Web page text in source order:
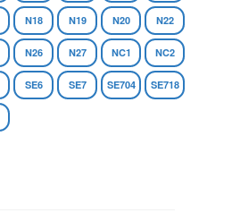
N18 N19 N20 N22
N26 N27 NC1 NC2
SE6 SE7 SE704 SE718